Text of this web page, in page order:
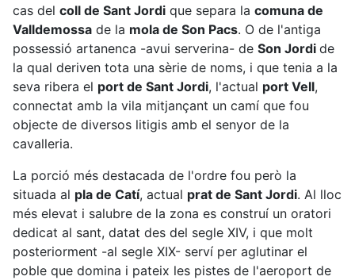
cas del coll de Sant Jordi que separa la comuna de
Valldemossa de la mola de Son Pacs. O de l'antiga
possessió artanenca -avui serverina- de Son Jordi de
la qual deriven tota una sèrie de noms, i que tenia a la
seva ribera el port de Sant Jordi, l'actual port Vell,
connectat amb la vila mitjançant un camí que fou
objecte de diversos litigis amb el senyor de la
cavalleria.
La porció més destacada de l'ordre fou però la
situada al pla de Catí, actual prat de Sant Jordi. Al lloc
més elevat i salubre de la zona es construí un oratori
dedicat al sant, datat des del segle XIV, i que molt
posteriorment -al segle XIX- serví per aglutinar el
poble que domina i pateix les pistes de l'aeroport de